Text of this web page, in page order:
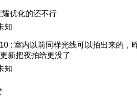
耀优化的还不行
知
: 室内以前同样光线可以拍出来的，
新把夜拍给更没了
知